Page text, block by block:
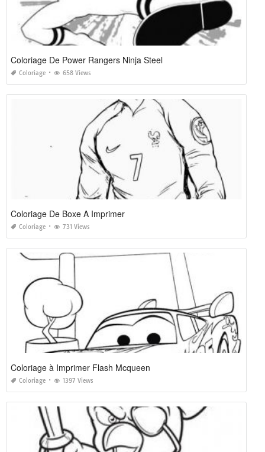
Coloriage De Power Rangers Ninja Steel
Coloriage 658 Views
Coloriage De Boxe A Imprimer
Coloriage 731 Views
Coloriage à Imprimer Flash Mcqueen
Coloriage 1397 Views